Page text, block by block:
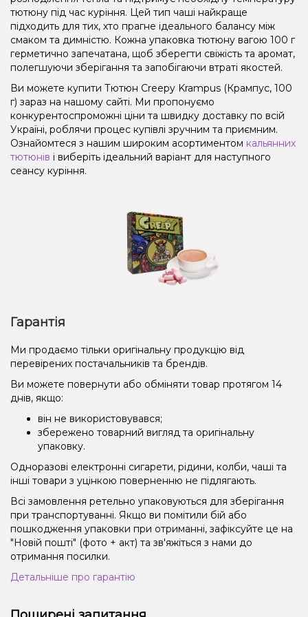
тютюну під час куріння. Цей тип чаші найкраще
підходить для тих, хто прагне ідеального балансу між
смаком та димністю. Кожна упаковка тютюну вагою 100 г
герметично запечатана, щоб зберегти свіжість та аромат,
полегшуючи зберігання та запобігаючи втраті якостей.
Ви можете купити Тютюн Creepy Krampus (Крампус, 100
г) зараз на нашому сайті. Ми пропонуємо
конкурентоспроможні ціни та швидку доставку по всій
Україні, роблячи процес купівлі зручним та приємним.
Ознайомтеся з нашим широким асортиментом кальянних
тютюнів і виберіть ідеальний варіант для наступного
сеансу куріння.
Гарантія
Ми продаємо тільки оригінальну продукцію від
перевірених постачальників та брендів.
Ви можете повернути або обміняти товар протягом 14
днів, якщо:
він не використовувався;
збережено товарний вигляд та оригінальну
упаковку.
Одноразові електронні сигарети, рідини, колби, чаші та
інші товари з уцінкою поверненню не підлягають.
Всі замовлення ретельно упаковуються для зберігання
при транспортуванні. Якщо ви помітили бій або
пошкодження упаковки при отриманні, зафіксуйте це на
"Новій пошті" (фото + акт) та зв'яжіться з нами до
отримання посилки.
Детальніше про гарантію